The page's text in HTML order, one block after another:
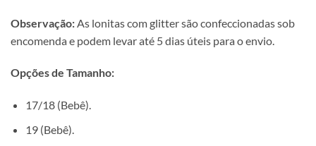
Observação: As lonitas com glitter são confeccionadas sob
encomenda e podem levar até 5 dias úteis para o envio.
Opções de Tamanho:
17/18 (Bebê).
19 (Bebê).